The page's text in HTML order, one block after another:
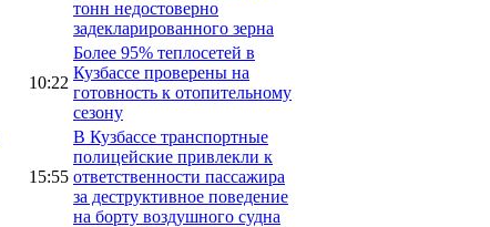
тонн недостоверно
задекларированного зерна
10:22
Более 95% теплосетей в
Кузбассе проверены на
готовность к отопительному
сезону
15:55
В Кузбассе транспортные
полицейские привлекли к
ответственности пассажира
за деструктивное поведение
на борту воздушного судна